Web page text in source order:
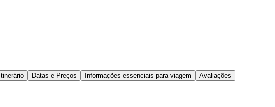
Itinerário Datas e Preços Informações essenciais para viagem Avaliações